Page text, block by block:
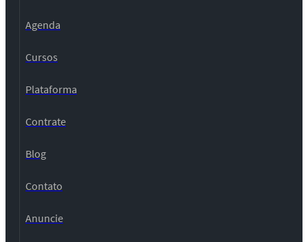
Agenda
Cursos
Plataforma
Contrate
Blog
Contato
Anuncie